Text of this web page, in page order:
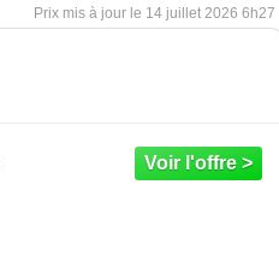
14 juillet 2026 6h27